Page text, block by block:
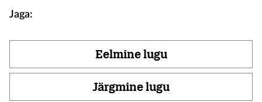
Jaga:
Eelmine lugu
Järgmine lugu